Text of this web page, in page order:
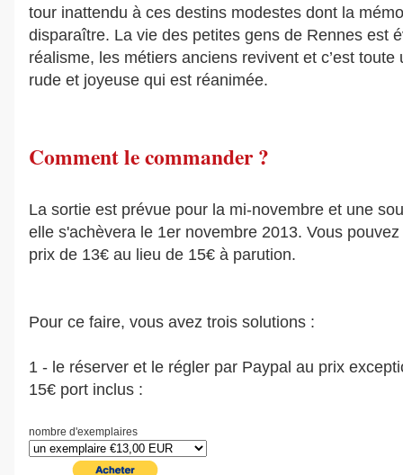
tour inattendu à ces destins modestes dont la
disparaître. La vie des petites gens de Rennes est
réalisme, les métiers anciens revivent et c’est
rude et joyeuse qui est réanimée.
Comment le commander ?
La sortie est prévue pour la mi-novembre et une
elle s'achèvera le 1er novembre 2013. Vous
prix de 13€ au lieu de 15€ à parution.
Pour ce faire, vous avez trois solutions :
1 - le réserver et le régler par Paypal au prix
15€ port inclus :
nombre d'exemplaires